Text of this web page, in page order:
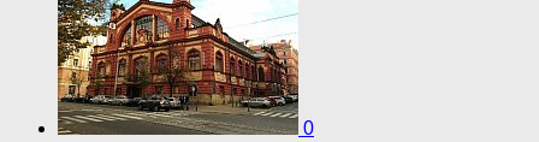
0